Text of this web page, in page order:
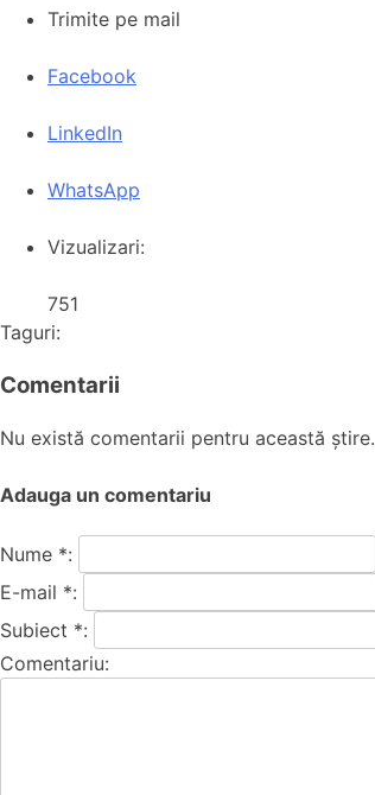
Trimite pe mail
Facebook
LinkedIn
WhatsApp
Vizualizari:
751
Taguri:
Comentarii
Nu există comentarii pentru această știre.
Adauga un comentariu
Nume *:
E-mail *:
Subiect *:
Comentariu: